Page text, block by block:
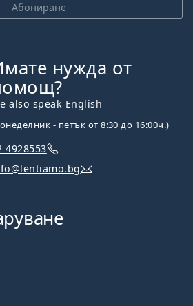
Абониране
нужда от
also speak English
- петък от 8:30 до 16:00ч.)
4928553